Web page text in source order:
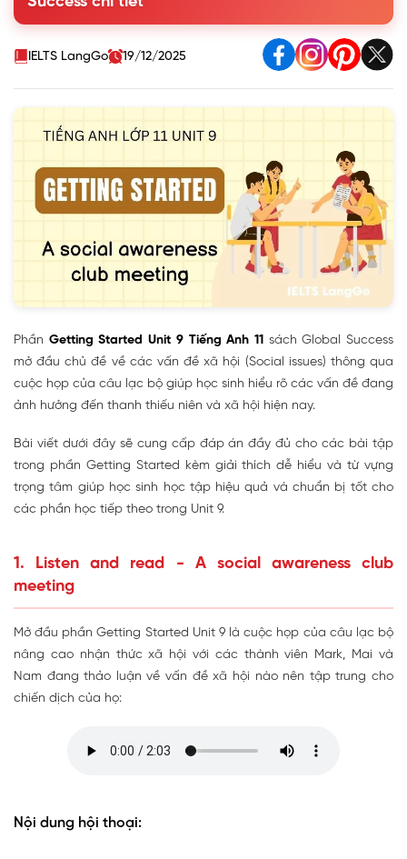
3. Find five social issues in 1. Use the pictures and hints
4. Complete the summary with words from 1
IELTS LangGo 19/12/2025
Phần Getting Started Unit 9 Tiếng Anh 11 sách Global Success
mở đầu chủ đề về các vấn đề xã hội (Social issues) thông qua
cuộc họp của câu lạc bộ giúp học sinh hiểu rõ các vấn đề đang
ảnh hưởng đến thanh thiếu niên và xã hội hiện nay.
Bài viết dưới đây sẽ cung cấp đáp án đầy đủ cho các bài tập
trong phần Getting Started kèm giải thích dễ hiểu và từ vựng
trọng tâm giúp học sinh học tập hiệu quả và chuẩn bị tốt cho
các phần học tiếp theo trong Unit 9.
1. Listen and read - A social awareness club
meeting
Mở đầu phần Getting Started Unit 9 là cuộc họp của câu lạc bộ
nâng cao nhận thức xã hội với các thành viên Mark, Mai và
Nam đang thảo luận về vấn đề xã hội nào nên tập trung cho
chiến dịch của họ:
Nội dung hội thoại: